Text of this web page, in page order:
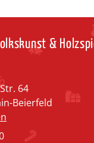
&
64
Beierfeld